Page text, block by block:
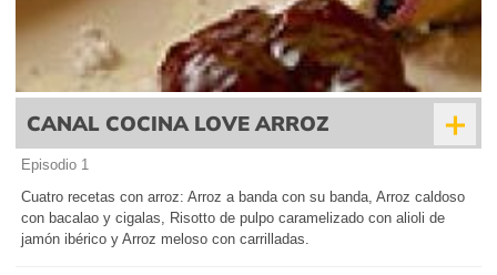
CANAL COCINA LOVE ARROZ +
Episodio 1
Cuatro recetas con arroz: Arroz a banda con su banda, Arroz caldoso
con bacalao y cigalas, Risotto de pulpo caramelizado con alioli de
jamón ibérico y Arroz meloso con carrilladas.